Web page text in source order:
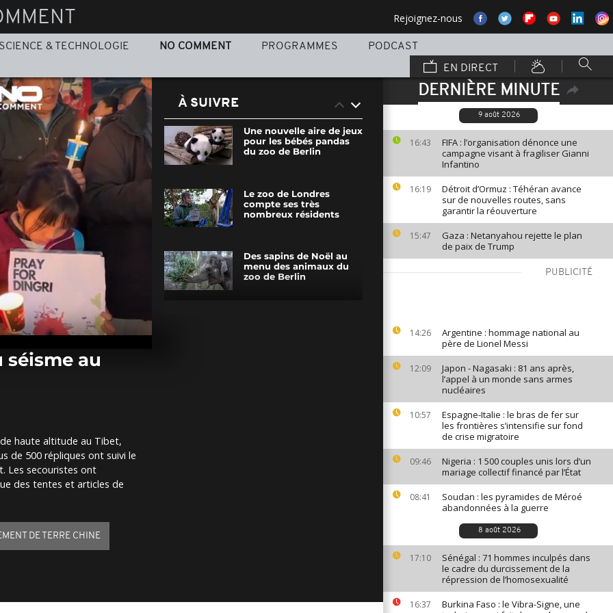
Rejoignez-nous
SCIENCE & TECHNOLOGIE NO COMMENT PROGRAMMES
PODCAST
EN DIRECT
DERNIÈRE MINUTE
9 août 2026
16:43
FIFA : l’organisation dénonce une
campagne visant à fragiliser Gianni
Infantino
16:19
Détroit d’Ormuz : Téhéran avance
sur de nouvelles routes, sans
garantir la réouverture
15:47
Gaza : Netanyahou rejette le plan
de paix de Trump
PUBLICITÉ
14:26
Argentine : hommage national au
père de Lionel Messi
12:09
Japon - Nagasaki : 81 ans après,
l’appel à un monde sans armes
nucléaires
10:57
Espagne-Italie : le bras de fer sur
les frontières s’intensifie sur fond
de crise migratoire
09:46
Nigeria : 1 500 couples unis lors d’un
mariage collectif financé par l’État
08:41
Soudan : les pyramides de Méroé
abandonnées à la guerre
8 août 2026
17:10
Sénégal : 71 hommes inculpés dans
le cadre du durcissement de la
répression de l’homosexualité
16:37
Burkina Faso : le Vibra-Signe, une
séisme au
haute altitude au Tibet,
de 500 répliques ont suivi le
Les secouristes ont
des tentes et articles de
DE TERRE CHINE
À SUIVRE
Une nouvelle aire de jeux
pour les bébés pandas
du zoo de Berlin
Le zoo de Londres
compte ses très
nombreux résidents
Des sapins de Noël au
menu des animaux du
zoo de Berlin